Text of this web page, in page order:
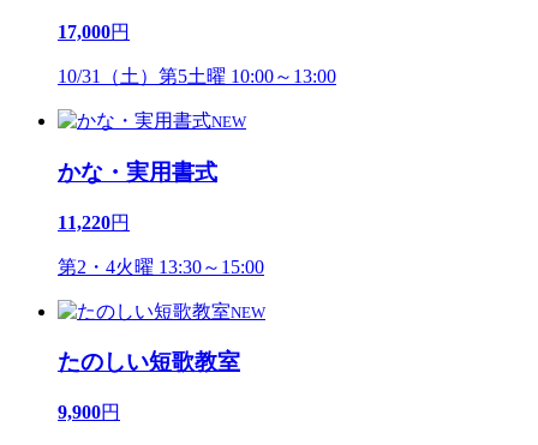
17,000円
10/31（土）第5土曜 10:00～13:00
NEW
かな・実用書式
11,220円
第2・4火曜 13:30～15:00
NEW
たのしい短歌教室
9,900円